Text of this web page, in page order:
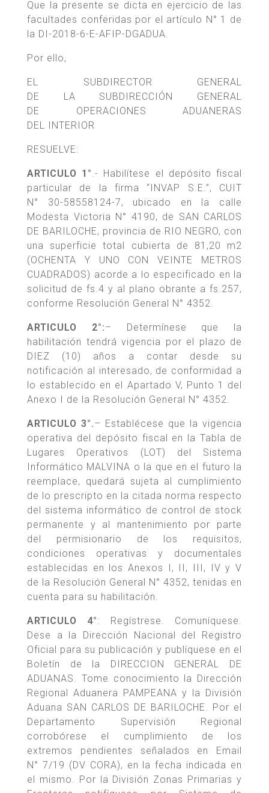
Que la presente se dicta en ejercicio de las
facultades conferidas por el artículo N° 1 de
la DI-2018-6-E-AFIP-DGADUA.
Por ello,
EL SUBDIRECTOR GENERAL
DE LA SUBDIRECCIÓN GENERAL
DE OPERACIONES ADUANERAS
DEL INTERIOR
RESUELVE:
ARTICULO 1° .- Habilítese el depósito fiscal
particular de la firma “INVAP S.E.”, CUIT
N° 30-58558124-7, ubicado en la calle
Modesta Victoria N° 4190, de SAN CARLOS
DE BARILOCHE, provincia de RIO NEGRO, con
una superficie total cubierta de 81,20 m2
(OCHENTA Y UNO CON VEINTE METROS
CUADRADOS) acorde a lo especificado en la
solicitud de fs.4 y al plano obrante a fs.257,
conforme Resolución General N° 4352.
ARTICULO 2°:– Determínese que la
habilitación tendrá vigencia por el plazo de
DIEZ (10) años a contar desde su
notificación al interesado, de conformidad a
lo establecido en el Apartado V, Punto 1 del
Anexo I de la Resolución General N° 4352.
ARTICULO 3°.– Establécese que la vigencia
operativa del depósito fiscal en la Tabla de
Lugares Operativos (LOT) del Sistema
Informático MALVINA o la que en el futuro la
reemplace, quedará sujeta al cumplimiento
de lo prescripto en la citada norma respecto
del sistema informático de control de stock
permanente y al mantenimiento por parte
del permisionario de los requisitos,
condiciones operativas y documentales
establecidas en los Anexos I, II, III, IV y V
de la Resolución General N° 4352, tenidas en
cuenta para su habilitación.
ARTICULO 4°: Regístrese. Comuníquese.
Dese a la Dirección Nacional del Registro
Oficial para su publicación y publíquese en el
Boletín de la DIRECCION GENERAL DE
ADUANAS. Tome conocimiento la Dirección
Regional Aduanera PAMPEANA y la División
Aduana SAN CARLOS DE BARILOCHE. Por el
Departamento Supervisión Regional
corrobórese el cumplimiento de los
extremos pendientes señalados en Email
N° 7/19 (DV CORA), en la fecha indicada en
el mismo. Por la División Zonas Primarias y